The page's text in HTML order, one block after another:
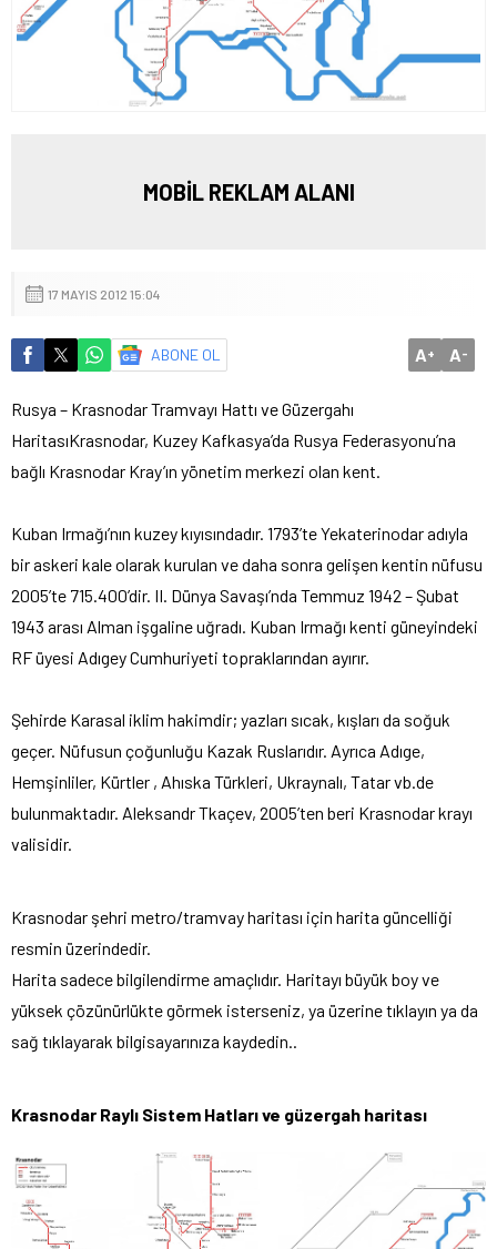
MOBİL REKLAM ALANI
17 MAYIS 2012 15:04
ABONE OL A+ A-
Rusya – Krasnodar Tramvayı Hattı ve Güzergahı
HaritasıKrasnodar, Kuzey Kafkasya’da Rusya Federasyonu’na
bağlı Krasnodar Kray’ın yönetim merkezi olan kent.
Kuban Irmağı’nın kuzey kıyısındadır. 1793’te Yekaterinodar adıyla
bir askeri kale olarak kurulan ve daha sonra gelişen kentin nüfusu
2005’te 715.400’dir. II. Dünya Savaşı’nda Temmuz 1942 – Şubat
1943 arası Alman işgaline uğradı. Kuban Irmağı kenti güneyindeki
RF üyesi Adıgey Cumhuriyeti topraklarından ayırır.
Şehirde Karasal iklim hakimdir; yazları sıcak, kışları da soğuk
geçer. Nüfusun çoğunluğu Kazak Ruslarıdır. Ayrıca Adıge,
Hemşinliler, Kürtler , Ahıska Türkleri, Ukraynalı, Tatar vb.de
bulunmaktadır. Aleksandr Tkaçev, 2005’ten beri Krasnodar krayı
valisidir.
Krasnodar şehri metro/tramvay haritası için harita güncelliği
resmin üzerindedir.
Harita sadece bilgilendirme amaçlıdır. Haritayı büyük boy ve
yüksek çözünürlükte görmek isterseniz, ya üzerine tıklayın ya da
sağ tıklayarak bilgisayarınıza kaydedin..
Krasnodar Raylı Sistem Hatlarıve güzergah haritası